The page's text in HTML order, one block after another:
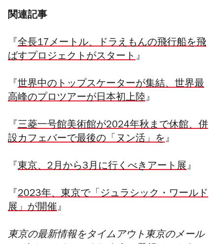
関連記事
『 全長17メートル、ドラえもんの飛行船を飛
ばすプロジェクトがスタート』
『 世界中のトップスケーターが集結、世界最
高峰のプロツアーが日本初上陸』
『 三菱一号館美術館が2024年秋まで休館、併
設カフェバーで最後の「ヌン活」を』
『 東京、2月から3月に行くべきアート展』
『 2023年、東京で「ジュラシック・ワールド
展」が開催』
東京の最新情報をタイムアウト東京のメール